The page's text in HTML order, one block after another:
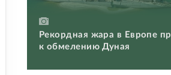
Рекордная жара в Европе
к обмелению Дуная